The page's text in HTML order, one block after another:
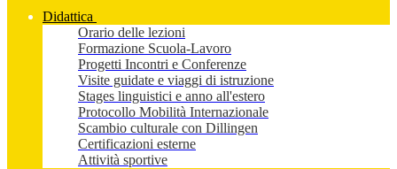
Didattica
Orario delle lezioni
Formazione Scuola-Lavoro
Progetti Incontri e Conferenze
Visite guidate e viaggi di istruzione
Stages linguistici e anno all'estero
Protocollo Mobilità Internazionale
Scambio culturale con Dillingen
Certificazioni esterne
Attività sportive